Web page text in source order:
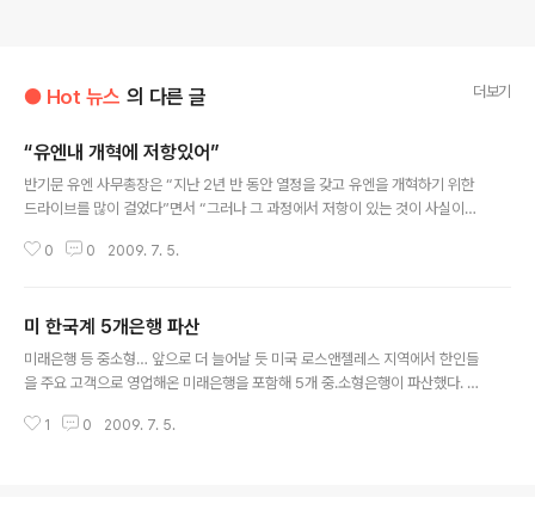
● Hot 뉴스 의 다른 글 더보기
“유엔내 개혁에 저항있어”
반기문 유엔 사무총장은 “지난 2년 반 동안 열정을 갖고 유엔을 개혁하기 위한
드라이브를 많이 걸었다”면서 “그러나 그 과정에서 저항이 있는 것이 사실이며,
을 넘긴 반 총장은 `임기 반환점’을 맞아 가진 인터뷰에서 최근 서방의 일부 언
개혁 조치들을 설명하면서 이같이 밝혔다. 그는 “수십 년간 익숙해진 제도와 시
스템을 바꾸는 과정이 쉽지 않다”면서 “그러나 인내심을 갖고 유엔 직원들은 물
론 회원국들의 지지를 얻고자 노력하고 있으며, 이 문제는 임기 내내 지속적으
0 0 2009. 7. 5.
미 한국계 5개은행 파산
미래은행 등 중소형… 앞으로 더 늘어날 듯 미국 로스앤젤레스 지역에서 한인들
을 주요 고객으로 영업해온 미래은행을 포함해 5개 중.소형은행이 파산했다. 이
2007년 3건에 불과했던 은행의 파산 사례는 2008년 25개로 늘었지만 올해
1 0 2009. 7. 5.